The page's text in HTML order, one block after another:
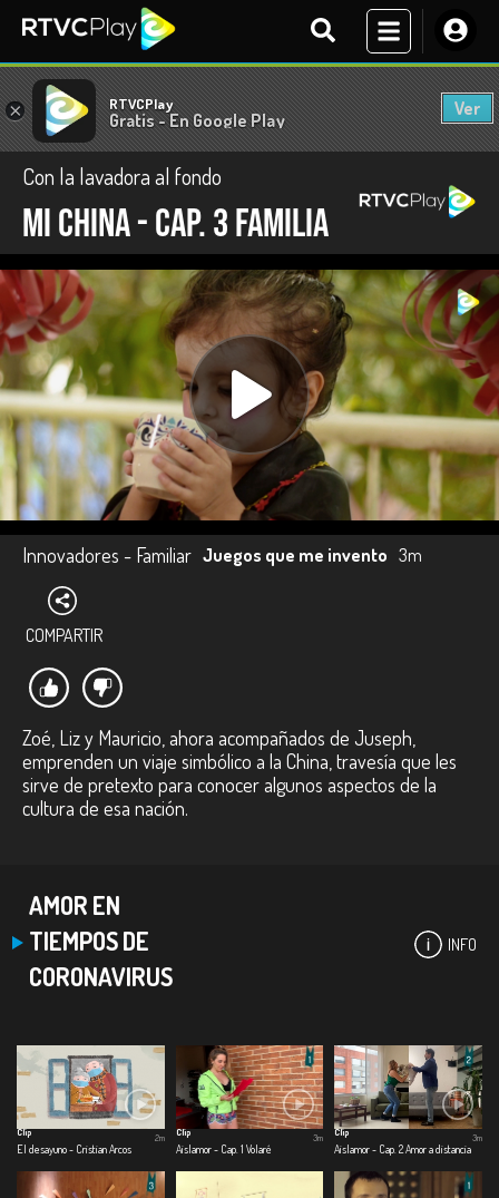
× RTVCPlay
Gratis - En Google Play
Ver
Con la lavadora al fondo
Mi China - Cap. 3 Familia
Innovadores - Familiar Juegos que me invento 3m
COMPARTIR
Zoé, Liz y Mauricio, ahora acompañados de Juseph,
emprenden un viaje simbólico a la China, travesía que les
sirve de pretexto para conocer algunos aspectos de la
cultura de esa nación.
AMOR EN
TIEMPOS DE
CORONAVIRUS
INFO
Clip
El desayuno - Cristian Arcos
2m
Clip
Aislamor - Cap. 1 Volaré
3m
Clip
Aislamor - Cap. 2 Amor a distancia
3m